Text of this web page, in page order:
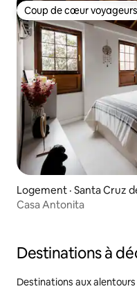
Coup de cœur voyageurs
Coup de cœur voyageurs
Logement · Santa Cruz
Casa Antonita
Destinations à
Destinations aux alentours